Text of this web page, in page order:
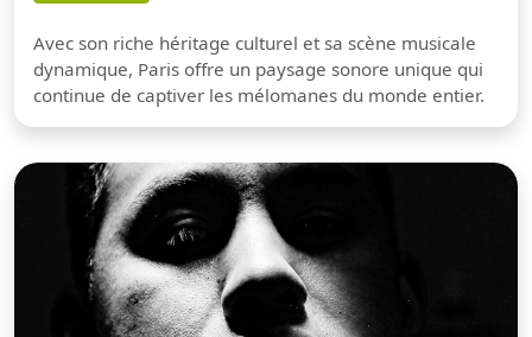
Avec son riche héritage culturel et sa scène musicale
dynamique, Paris offre un paysage sonore unique qui
continue de captiver les mélomanes du monde entier.